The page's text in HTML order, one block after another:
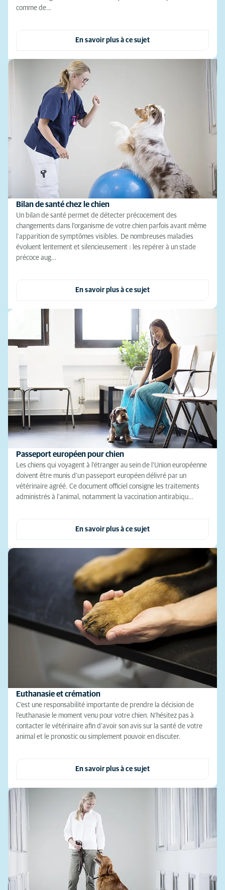
comme de…
En savoir plus à ce sujet
Bilan de santé chez le chien
Un bilan de santé permet de détecter précocement des
changements dans l’organisme de votre chien parfois avant même
l’apparition de symptômes visibles. De nombreuses maladies
évoluent lentement et silencieusement : les repérer à un stade
précoce aug…
En savoir plus à ce sujet
Passeport européen pour chien
Les chiens qui voyagent à l'étranger au sein de l'Union européenne
doivent être munis d'un passeport européen délivré par un
vétérinaire agréé. Ce document officiel consigne les traitements
administrés à l'animal, notamment la vaccination antirabiqu…
En savoir plus à ce sujet
Euthanasie et crémation
C’est une responsabilité importante de prendre la décision de
l’euthanasie le moment venu pour votre chien. N’hésitez pas à
contacter le vétérinaire afin d’avoir son avis sur la santé de votre
animal et le pronostic ou simplement pouvoir en discuter.
En savoir plus à ce sujet